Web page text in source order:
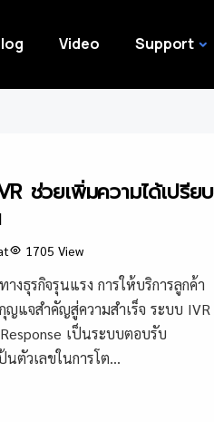
Video Support
ช่วยเพิ่มความได้เปรียบ
1705 View
งธุรกิจรุนแรง การให้บริการลูกค้า
แจสำคัญสู่ความสำเร็จ ระบบ IVR
เป็นระบบตอบรับ
ตัวเลขในการโต...